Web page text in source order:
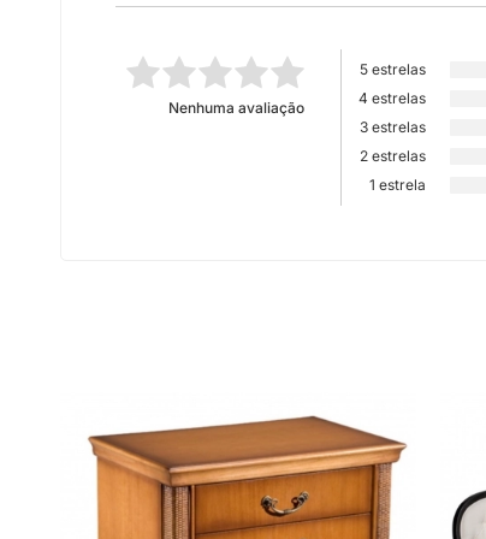
Nenhuma avaliação
5 estrelas
4 estrelas
3 estrelas
2 estrelas
1 estrela